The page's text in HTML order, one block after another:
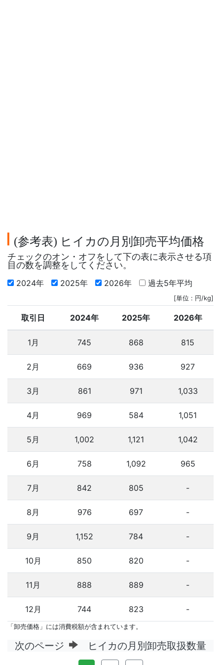
(参考表) ヒイカの月別卸売平均価格
チェックのオン・オフをして下の表に表示させる項
目の数を調整をしてください。
2024年 2025年 2026年 過去5年平均
[単位 : 円/kg]
取引日 2024年 2025年 2026年
1月 745 868 815
2月 669 936 927
3月 861 971 1,033
4月 969 584 1,051
5月 1,002 1,121 1,042
6月 758 1,092 965
7月 842 805 -
8月 976 697 -
9月 1,152 784 -
10月 850 820 -
11月 888 889 -
12月 744 823 -
「卸売価格」には消費税額が含まれています。
次のページ ヒイカの月別卸売取扱数量